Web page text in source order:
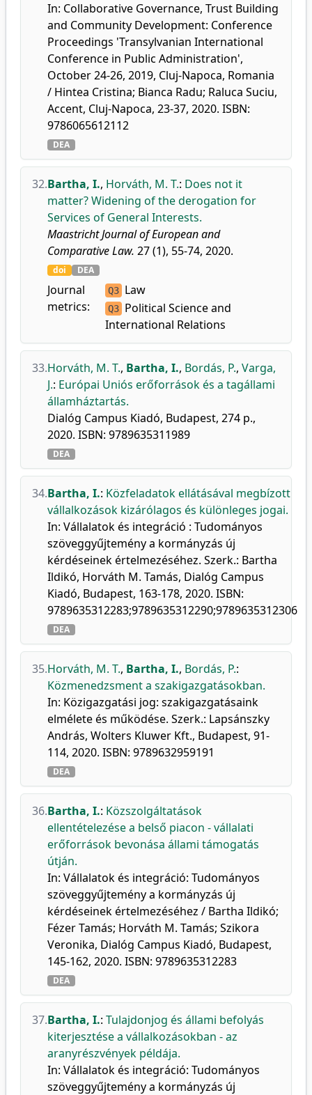
In: Collaborative Governance, Trust Building
and Community Development: Conference
Proceedings 'Transylvanian International
Conference in Public Administration',
October 24-26, 2019, Cluj-Napoca, Romania
/ Hintea Cristina; Bianca Radu; Raluca Suciu,
Accent, Cluj-Napoca, 23-37, 2020. ISBN:
9786065612112
DEA
32.Bartha, I., Horváth, M. T.: Does not it
matter? Widening of the derogation for
Services of General Interests.
Maastricht Journal of European and
Comparative Law. 27 (1), 55-74, 2020.
doi DEA
Journal
metrics:
Q3 Law
Q3 Political Science and
International Relations
33.Horváth, M. T., Bartha, I., Bordás, P., Varga,
J.: Európai Uniós erőforrások és a tagállami
államháztartás.
Dialóg Campus Kiadó, Budapest, 274 p.,
2020. ISBN: 9789635311989
DEA
34.Bartha, I.: Közfeladatok ellátásával megbízott
vállalkozások kizárólagos és különleges jogai.
In: Vállalatok és integráció : Tudományos
szöveggyűjtemény a kormányzás új
kérdéseinek értelmezéséhez. Szerk.: Bartha
Ildikó, Horváth M. Tamás, Dialóg Campus
Kiadó, Budapest, 163-178, 2020. ISBN:
9789635312283;9789635312290;9789635312306
DEA
35.Horváth, M. T., Bartha, I., Bordás, P.:
Közmenedzsment a szakigazgatásokban.
In: Közigazgatási jog: szakigazgatásaink
elmélete és működése. Szerk.: Lapsánszky
András, Wolters Kluwer Kft., Budapest, 91-
114, 2020. ISBN: 9789632959191
DEA
36.Bartha, I.: Közszolgáltatások
ellentételezése a belső piacon - vállalati
erőforrások bevonása állami támogatás
útján.
In: Vállalatok és integráció: Tudományos
szöveggyűjtemény a kormányzás új
kérdéseinek értelmezéséhez / Bartha Ildikó;
Fézer Tamás; Horváth M. Tamás; Szikora
Veronika, Dialóg Campus Kiadó, Budapest,
145-162, 2020. ISBN: 9789635312283
DEA
37.Bartha, I.: Tulajdonjog és állami befolyás
kiterjesztése a vállalkozásokban - az
aranyrészvények példája.
In: Vállalatok és integráció: Tudományos
szöveggyűjtemény a kormányzás új